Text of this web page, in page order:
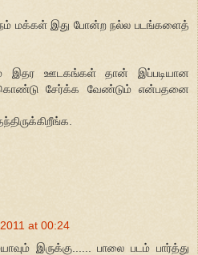
நம் மக்கள் இது போன்ற நல்ல படங்களைத்
இதர ஊடகங்கள் தான் இப்படியான
சேர்க்க வேண்டும் என்பதனை
at 00:24
இருக்கு...... பாலை படம் பார்த்து